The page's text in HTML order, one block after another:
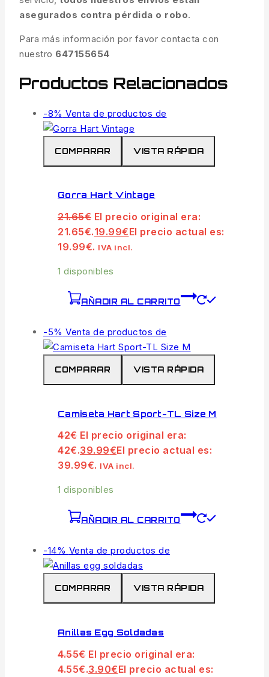
asegurados contra pérdida o robo.
Para más información por favor contacta con
nuestro 647155654
Productos Relacionados
-8% Venta de productos de
COMPARAR VISTA RÁPIDA
Gorra Hart Vintage
21.65€ El precio original era:
21.65€.19.99€El precio actual es:
19.99€. IVA incl.
1 disponibles
AÑADIR AL CARRITO
-5% Venta de productos de
COMPARAR VISTA RÁPIDA
Camiseta Hart Sport-TL Size M
42€ El precio original era:
42€.39.99€El precio actual es:
39.99€. IVA incl.
1 disponibles
AÑADIR AL CARRITO
-14% Venta de productos de
COMPARAR VISTA RÁPIDA
Anillas Egg Soldadas
4.55€ El precio original era:
4.55€.3.90€El precio actual es: